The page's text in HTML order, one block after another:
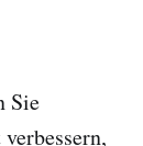
Sie